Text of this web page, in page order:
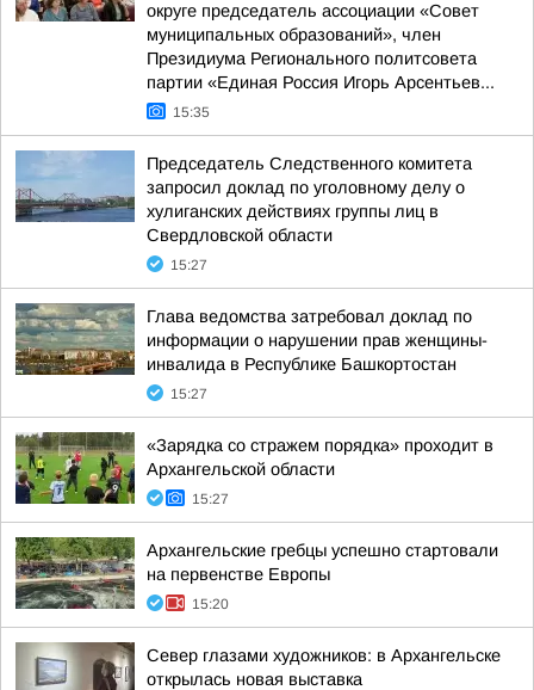
округе председатель ассоциации «Совет
муниципальных образований», член
Президиума Регионального политсовета
партии «Единая Россия Игорь Арсентьев...
15:35
Председатель Следственного комитета
запросил доклад по уголовному делу о
хулиганских действиях группы лиц в
Свердловской области
15:27
Глава ведомства затребовал доклад по
информации о нарушении прав женщины-
инвалида в Республике Башкортостан
15:27
«Зарядка со стражем порядка» проходит в
Архангельской области
15:27
Архангельские гребцы успешно стартовали
на первенстве Европы
15:20
Север глазами художников: в Архангельске
открылась новая выставка